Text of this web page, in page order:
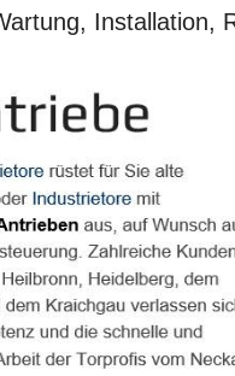
Installation,